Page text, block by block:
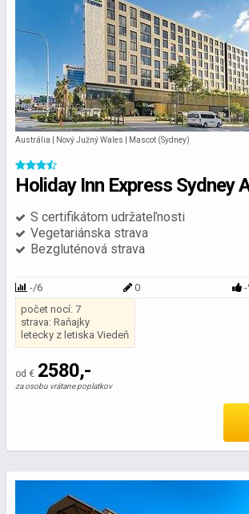
Austrália | Nový Južný Wales | Mascot (Sydney)
Holiday Inn Express Sydney
S certifikátom udržateľnosti
Vegetariánska strava
Bezgluténová strava
-/6 0
-
počet nocí: 7
strava: Raňajky
letecky z letiska Viedeň
od € 2580,-
za osobu vrátane poplatkov